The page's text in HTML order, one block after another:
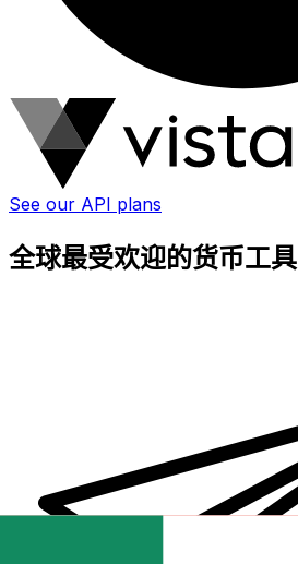
See our API plans
全球最受欢迎的货币工具